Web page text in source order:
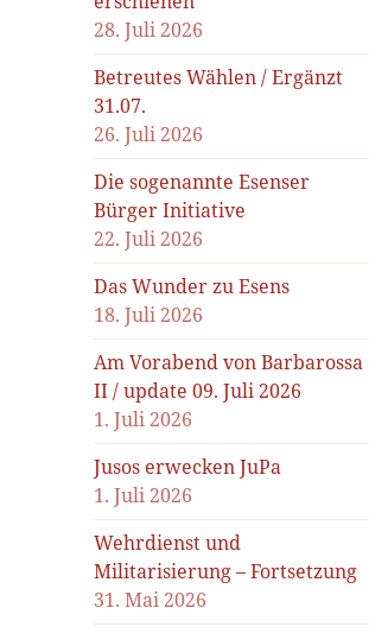
28. Juli 2026
Betreutes Wählen / Ergänzt
31.07.
26. Juli 2026
Die sogenannte Esenser
Bürger Initiative
22. Juli 2026
Das Wunder zu Esens
18. Juli 2026
Am Vorabend von Barbarossa
II / update 09. Juli 2026
1. Juli 2026
Jusos erwecken JuPa
1. Juli 2026
Wehrdienst und
Militarisierung – Fortsetzung
31. Mai 2026